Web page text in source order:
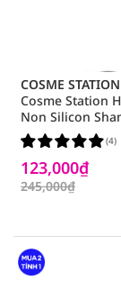
COSME STATION
Cosme Station
Non Silicon
Xuất Từ Dầu
123,000₫
245,000₫
(4)